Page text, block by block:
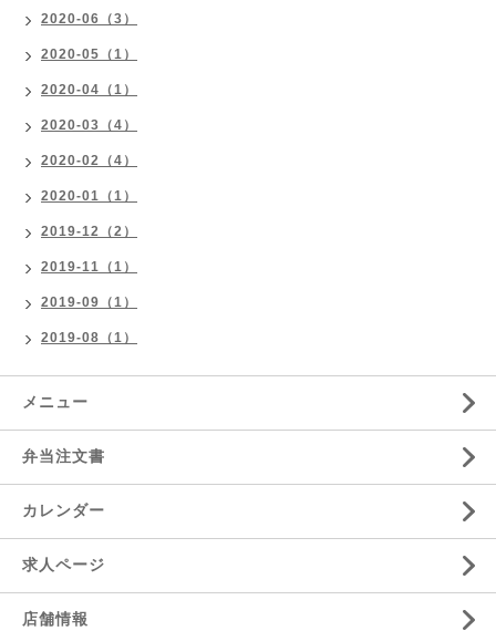
2020-06（3）
2020-05（1）
2020-04（1）
2020-03（4）
2020-02（4）
2020-01（1）
2019-12（2）
2019-11（1）
2019-09（1）
2019-08（1）
メニュー
弁当注文書
カレンダー
求人ページ
店舗情報